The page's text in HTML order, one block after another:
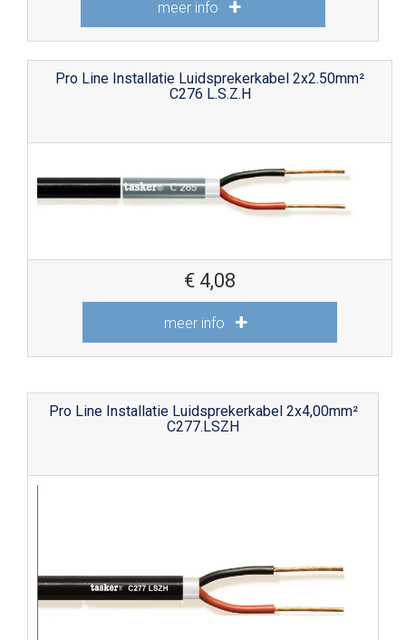
meer info
Pro Line Installatie Luidsprekerkabel 2x2.50mm²
C276 L.S.Z.H
€ 4,08
meer info
Pro Line Installatie Luidsprekerkabel 2x4,00mm²
C277.LSZH